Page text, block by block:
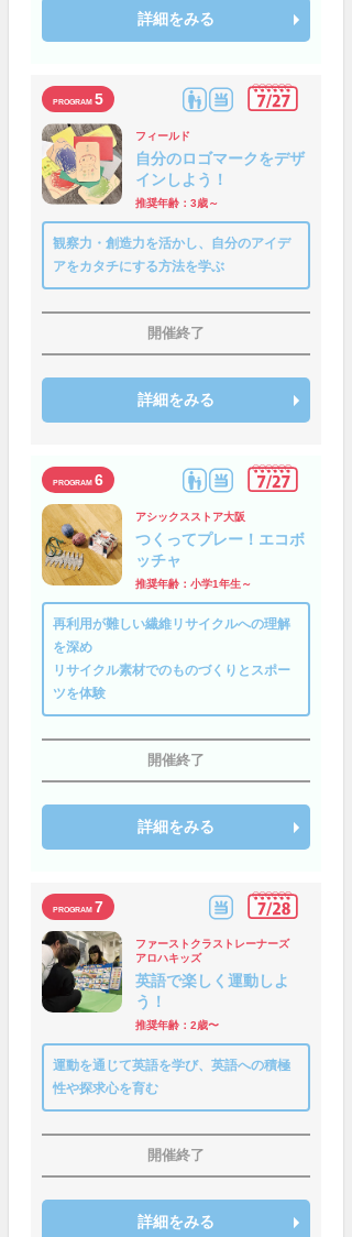
詳細をみる
5
フィールド
自分のロゴマークをデザ
インしよう！
推奨年齢：3歳～
観察力・創造力を活かし、自分のアイデ
アをカタチにする方法を学ぶ
開催終了
詳細をみる
6
アシックスストア大阪
つくってプレー！エコボ
ッチャ
推奨年齢：小学1年生～
再利用が難しい繊維リサイクルへの理解
を深め
リサイクル素材でのものづくりとスポー
ツを体験
開催終了
詳細をみる
7
ファーストクラストレーナーズ
アロハキッズ
英語で楽しく運動しよ
う！
推奨年齢：2歳〜
運動を通じて英語を学び、英語への積極
性や探求心を育む
開催終了
詳細をみる